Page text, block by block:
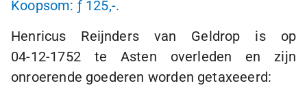
Koopsom: ƒ 125,-.
Henricus Reijnders van Geldrop is op
04-12-1752te Asten overleden en zijn
onroerende goederen worden getaxeeerd: